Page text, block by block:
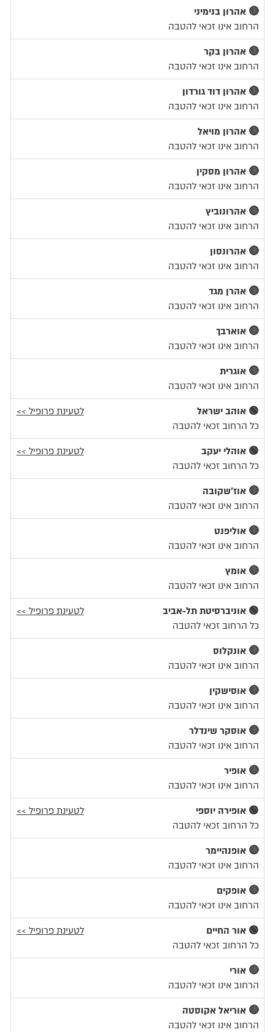
🔴 אהרון בנימיני
הרחוב אינו זכאי להטבה
🔴 אהרון בקר
הרחוב אינו זכאי להטבה
🔴 אהרון דוד גורדון
הרחוב אינו זכאי להטבה
🔴 אהרון מויאל
הרחוב אינו זכאי להטבה
🔴 אהרון מסקין
הרחוב אינו זכאי להטבה
🔴 אהרונוביץ
הרחוב אינו זכאי להטבה
🔴 אהרונסון
הרחוב אינו זכאי להטבה
🔴 אהרן מגד
הרחוב אינו זכאי להטבה
🔴 אוארבך
הרחוב אינו זכאי להטבה
🔴 אוגרית
הרחוב אינו זכאי להטבה
🟢 אוהב ישראל
לטעינת פרופיל >>
כל הרחוב זכאי להטבה
🟢 אוהלי יעקב
לטעינת פרופיל >>
כל הרחוב זכאי להטבה
🔴 אוז'שקובה
הרחוב אינו זכאי להטבה
🔴 אוליפנט
הרחוב אינו זכאי להטבה
🔴 אומץ
הרחוב אינו זכאי להטבה
🟢 אוניברסיטת תל-אביב
לטעינת פרופיל >>
כל הרחוב זכאי להטבה
🔴 אונקלוס
הרחוב אינו זכאי להטבה
🔴 אוסישקין
הרחוב אינו זכאי להטבה
🔴 אוסקר שינדלר
הרחוב אינו זכאי להטבה
🔴 אופיר
הרחוב אינו זכאי להטבה
🟢 אופירה יוספי
לטעינת פרופיל >>
כל הרחוב זכאי להטבה
🔴 אופנהיימר
הרחוב אינו זכאי להטבה
🔴 אופקים
הרחוב אינו זכאי להטבה
🟢 אור החיים
לטעינת פרופיל >>
כל הרחוב זכאי להטבה
🔴 אורי
הרחוב אינו זכאי להטבה
🔴 אוריאל אקוסטה
הרחוב אינו זכאי להטבה